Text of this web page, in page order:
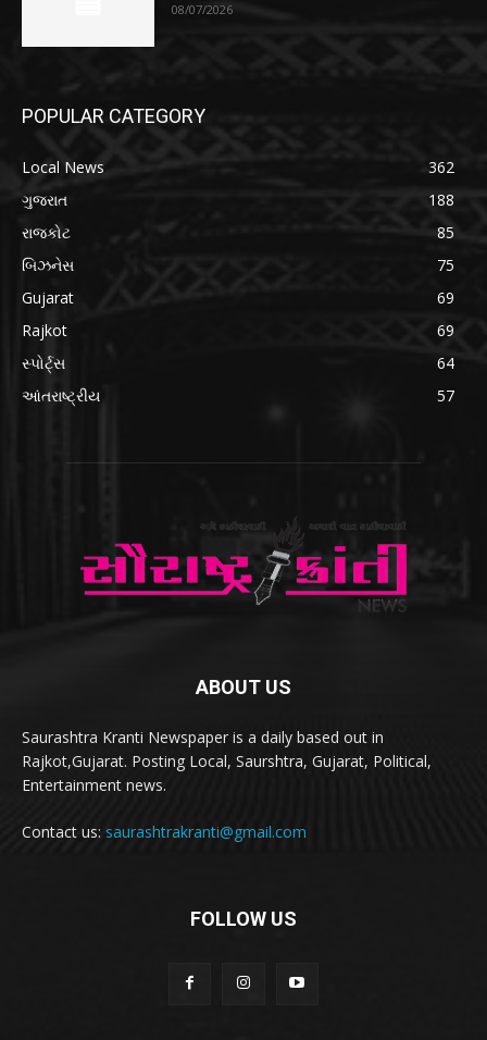
08/07/2026
POPULAR CATEGORY
Local News
362
ગુજરાત
188
રાજકોટ
85
બિઝનેસ
75
Gujarat
69
Rajkot
69
સ્પોર્ટ્સ
64
આંતરાષ્ટ્રીય
57
ABOUT US
Saurashtra Kranti Newspaper is a daily based out in
Rajkot,Gujarat. Posting Local, Saurshtra, Gujarat, Political,
Entertainment news.
Contact us: saurashtrakranti@gmail.com
FOLLOW US